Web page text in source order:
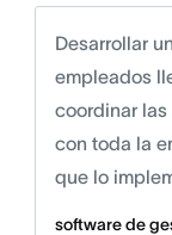
Desarrollar
empleados
coordinar
con toda la
que lo
software de